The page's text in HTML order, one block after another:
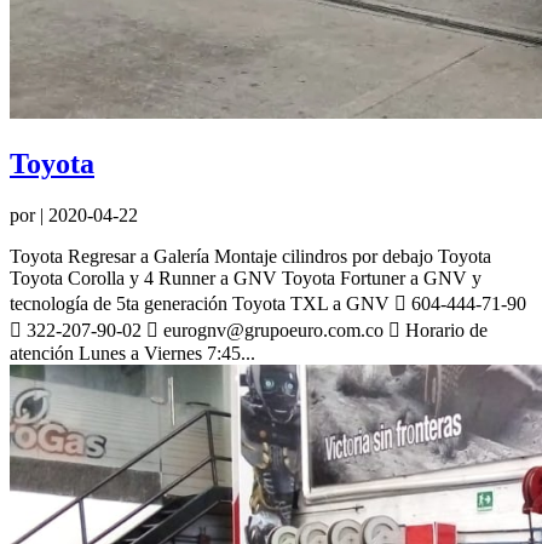
Toyota
por | 2020-04-22
Toyota Regresar a Galería Montaje cilindros por debajo Toyota
Toyota Corolla y 4 Runner a GNV Toyota Fortuner a GNV y
tecnología de 5ta generación Toyota TXL a GNV  604-444-71-90
 322-207-90-02  eurognv@grupoeuro.com.co  Horario de
atención Lunes a Viernes 7:45...